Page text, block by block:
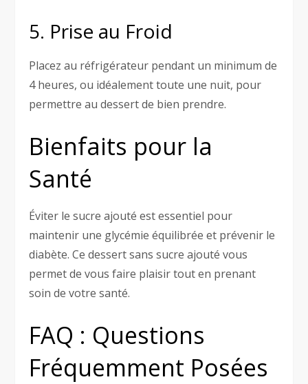
5. Prise au Froid
Placez au réfrigérateur pendant un minimum de
4 heures, ou idéalement toute une nuit, pour
permettre au dessert de bien prendre.
Bienfaits pour la
Santé
Éviter le sucre ajouté est essentiel pour
maintenir une glycémie équilibrée et prévenir le
diabète. Ce dessert sans sucre ajouté vous
permet de vous faire plaisir tout en prenant
soin de votre santé.
FAQ : Questions
Fréquemment Posées